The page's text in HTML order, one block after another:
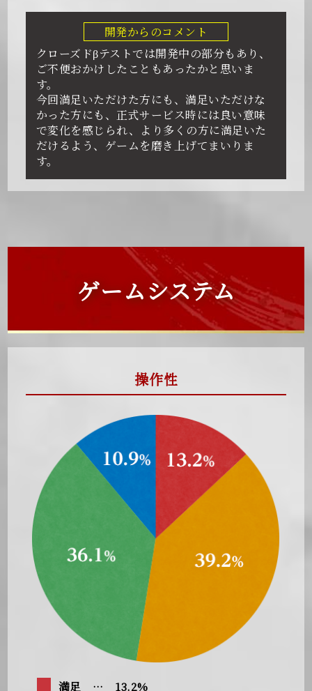
開発からのコメント
クローズドβテストでは開発中の部分もあり、
ご不便おかけしたこともあったかと思いま
す。
今回満足いただけた方にも、満足いただけな
かった方にも、正式サービス時には良い意味
で変化を感じられ、より多くの方に満足いた
だけるよう、ゲームを磨き上げてまいりま
す。
ゲームシステム
操作性
満足 … 13.2%